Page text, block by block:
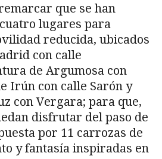
que se han
lugares para
reducida, ubicados
con calle
de Argumosa con
Irún con calle Sarón y
con Vergara; para que,
disfrutar del paso de
por 11 carrozas de
y fantasía inspiradas en